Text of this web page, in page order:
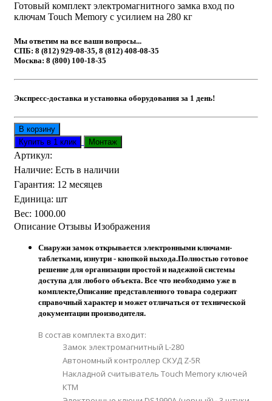
Готовый комплект электромагнитного замка вход по
ключам Touch Memory с усилием на 280 кг
Мы ответим на все ваши вопросы...
СПБ: 8 (812) 929-08-35, 8 (812) 408-08-35
Москва: 8 (800) 100-18-35
Экспресс-доставка и установка оборудования за 1 день!
Артикул:
Наличие: Есть в наличии
Гарантия: 12 месяцев
Единица: шт
Вес: 1000.00
Описание Отзывы Изображения
Снаружи замок открывается электронными ключами-
таблетками, изнутри - кнопкой выхода.Полностью готовое
решение для организации простой и надежной системы
доступа для любого объекта. Все что необходимо уже в
комплекте,Описание представленного товара содержит
справочный характер и может отличаться от технической
документации производителя.
В состав комплекта входит:
Замок электромагнитный L-280
Автономный контроллер СКУД Z-5R
Накладной считыватель Touch Memory ключей
КТМ